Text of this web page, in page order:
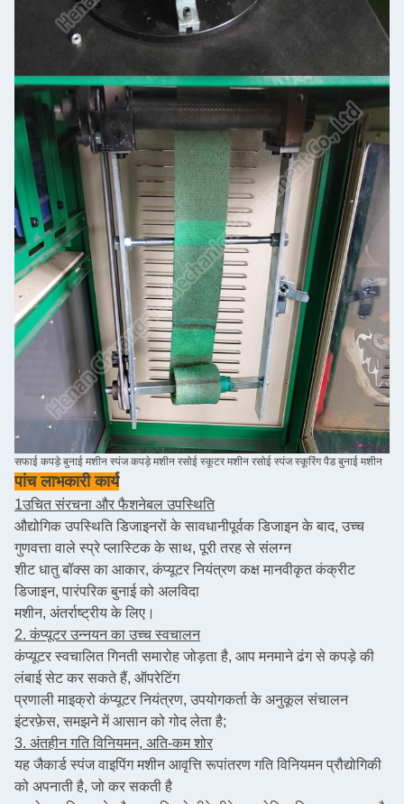
सफाई कपड़े बुनाई मशीन स्पंज कपड़े मशीन रसोई स्कूटर मशीन रसोई स्पंज स्कूरिंग पैड बुनाई मशीन
पांच लाभकारी कार्य
1उचित संरचना और फैशनेबल उपस्थिति
औद्योगिक उपस्थिति डिजाइनरों के सावधानीपूर्वक डिजाइन के बाद, उच्च
गुणवत्ता वाले स्प्रे प्लास्टिक के साथ, पूरी तरह से संलग्न
शीट धातु बॉक्स का आकार, कंप्यूटर नियंत्रण कक्ष मानवीकृत कंक्रीट
डिजाइन, पारंपरिक बुनाई को अलविदा
मशीन, अंतर्राष्ट्रीय के लिए।
2. कंप्यूटर उन्नयन का उच्च स्वचालन
कंप्यूटर स्वचालित गिनती समारोह जोड़ता है, आप मनमाने ढंग से कपड़े की
लंबाई सेट कर सकते हैं, ऑपरेटिंग
प्रणाली माइक्रो कंप्यूटर नियंत्रण, उपयोगकर्ता के अनुकूल संचालन
इंटरफ़ेस, समझने में आसान को गोद लेता है;
3. अंतहीन गति विनियमन, अति-कम शोर
यह जैकार्ड स्पंज वाइपिंग मशीन आवृत्ति रूपांतरण गति विनियमन प्रौद्योगिकी
को अपनाती है, जो कर सकती है